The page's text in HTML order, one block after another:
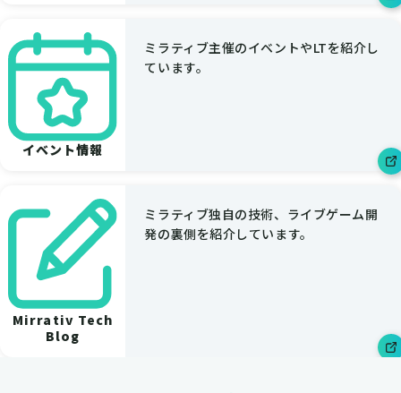
イベント情報
ミラティブ主催のイベントやLTを紹介し
ています。
Mirrativ Tech
Blog
ミラティブ独自の技術、ライブゲーム開
発の裏側を紹介しています。